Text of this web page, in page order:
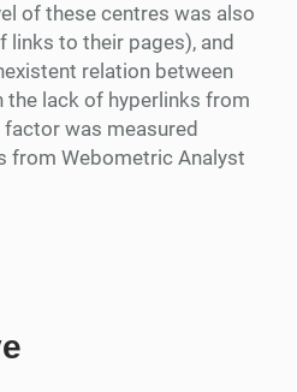
of these centres was also
links to their pages), and
relation between
the lack of hyperlinks from
was measured
from Webometric Analyst